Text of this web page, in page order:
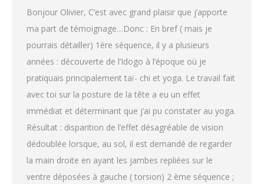
Bonjour Olivier, C’est avec grand plaisir que j’apporte
ma part de témoignage…Donc : En bref ( mais je
pourrais détailler) 1ère séquence, il y a plusieurs
années : découverte de l’Idogo à l’époque où je
pratiquais principalement taï- chi et yoga. Le travail fait
avec toi sur la posture de la tête a eu un effet
immédiat et déterminant que j’ai pu constater au yoga.
Résultat : disparition de l’effet désagréable de vision
dédoublée lorsque, au sol, il est demandé de regarder
la main droite en ayant les jambes repliées sur le
ventre déposées à gauche ( torsion) 2 ème séquence ;